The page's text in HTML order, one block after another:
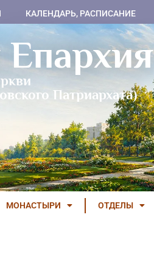
КАЛЕНДАРЬ, РАСПИСАНИЕ
Епархия
Патриархата)
МОНАСТЫРИ ОТДЕЛЫ